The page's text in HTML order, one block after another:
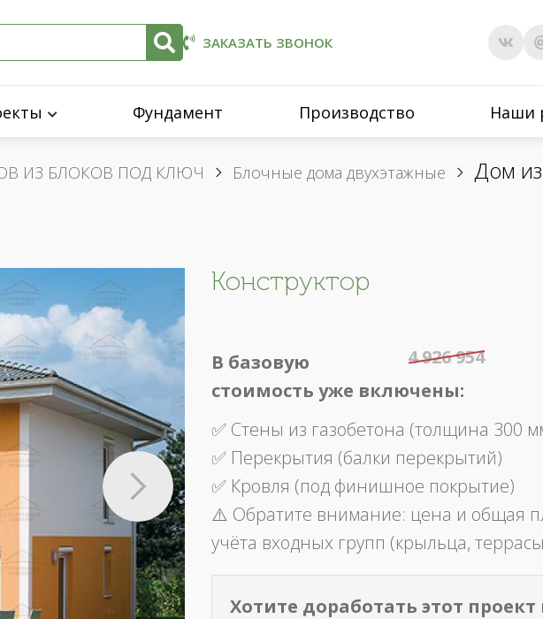
ЗАКАЗАТЬ ЗВОНОК
Фундамент Производство Наши
ИЗ БЛОКОВ ПОД КЛЮЧ Блочные дома двухэтажные Дом
Конструктор
4 926 954
В базовую
стоимость уже включены:
✅ Стены из газобетона (толщина 300
✅ Перекрытия (балки перекрытий)
✅ Кровля (под финишное покрытие)
⚠️ Обратите внимание: цена и общая
учёта входных групп (крыльца,
Хотите доработать этот проект